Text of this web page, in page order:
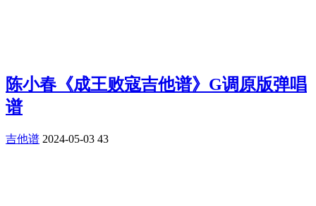
陈小春《成王败寇吉他谱》G调原版弹唱
谱
吉他谱 2024-05-03 43